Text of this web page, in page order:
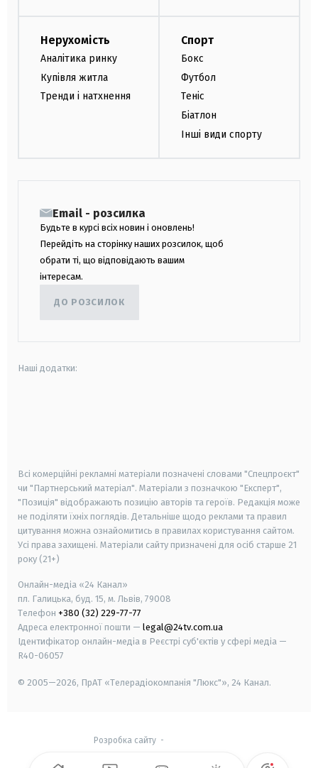
Нерухомість
Аналітика ринку
Купівля житла
Тренди і натхнення
Спорт
Бокс
Футбол
Теніс
Біатлон
Інші види спорту
Email - розсилка
Будьте в курсі всіх новин і оновлень!
Перейдіть на сторінку наших розсилок, щоб
обрати ті, що відповідають вашим
інтересам.
ДО РОЗСИЛОК
Наші додатки:
Всі комерційні рекламні матеріали позначені словами "Спецпроєкт"
чи "Партнерський матеріал". Матеріали з позначкою "Експерт",
"Позиція" відображають позицію авторів та героїв. Редакція може
не поділяти їхніх поглядів. Детальніше щодо реклами та правил
цитування можна ознайомитись в правилах користування сайтом.
Усі права захищені. Матеріали сайту призначені для осіб старше 21
року (21+)
Онлайн-медіа «24 Канал»
пл. Галицька, буд. 15, м. Львів, 79008
Телефон +380 (32) 229-77-77
Адреса електронної пошти — legal@24tv.com.ua
Ідентифікатор онлайн-медіа в Реєстрі суб'єктів у сфері медіа —
R40-06057
© 2005—2026, ПрАТ «Телерадіокомпанія "Люкс"», 24 Канал.
Розробка сайту-